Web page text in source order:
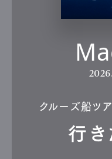
クルーズ船ツ
行